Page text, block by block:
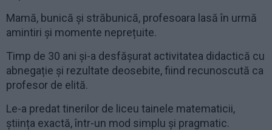
Mamă, bunică și străbunică, profesoara lasă în urmă
amintiri și momente neprețuite.
Timp de 30 ani și-a desfășurat activitatea didactică cu
abnegație și rezultate deosebite, fiind recunoscută ca
profesor de elită.
Le-a predat tinerilor de liceu tainele matematicii,
știința exactă, într-un mod simplu și pragmatic.